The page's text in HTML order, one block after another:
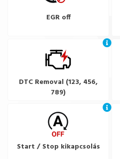
EGR off
DTC Removal (123, 456,
789)
Start / Stop kikapcsolás